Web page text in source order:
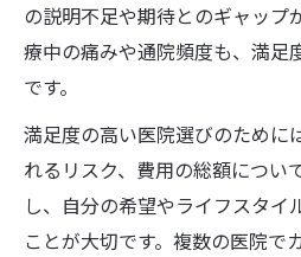
の説明不足や期待とのギャップ
療中の痛みや通院頻度も、満足
です。
満足度の高い医院選びのために
れるリスク、費用の総額につい
し、自分の希望やライフスタイ
ことが大切です。複数の医院で